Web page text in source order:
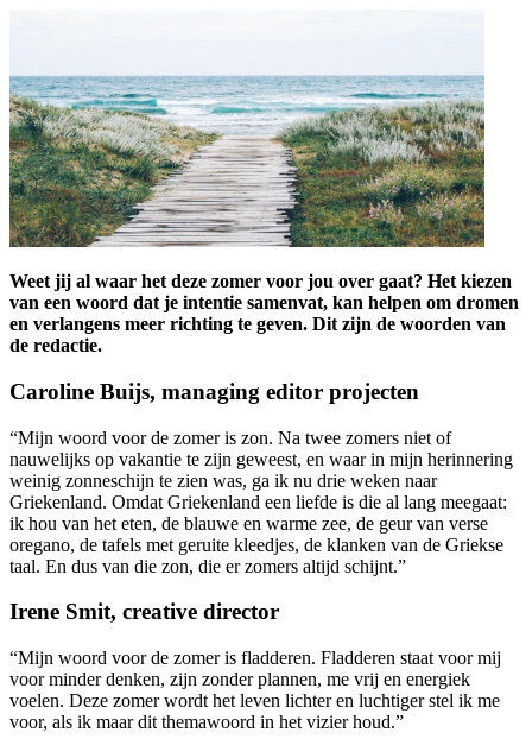
Weet jij al waar het deze zomer voor jou over gaat? Het kiezen
van een woord dat je intentie samenvat, kan helpen om dromen
en verlangens meer richting te geven. Dit zijn de woorden van
de redactie.
Caroline Buijs, managing editor projecten
“Mijn woord voor de zomer is zon. Na twee zomers niet of
nauwelijks op vakantie te zijn geweest, en waar in mijn herinnering
weinig zonneschijn te zien was, ga ik nu drie weken naar
Griekenland. Omdat Griekenland een liefde is die al lang meegaat:
ik hou van het eten, de blauwe en warme zee, de geur van verse
oregano, de tafels met geruite kleedjes, de klanken van de Griekse
taal. En dus van die zon, die er zomers altijd schijnt.”
Irene Smit, creative director
“Mijn woord voor de zomer is fladderen. Fladderen staat voor mij
voor minder denken, zijn zonder plannen, me vrij en energiek
voelen. Deze zomer wordt het leven lichter en luchtiger stel ik me
voor, als ik maar dit themawoord in het vizier houd.”